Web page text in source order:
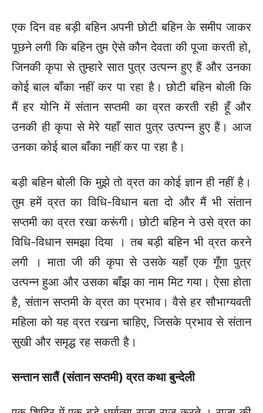
एक दिन वह बड़ी बहिन अपनी छोटी बहिन के समीप जाकर
पूछने लगी कि बहिन तुम ऐसे कौन देवता की पूजा करती हो,
जिनकी कृपा से तुम्हारे सात पुत्र उत्पन्न हुए हैं और उनका
कोई बाल बाँका नहीं कर पा रहा है। छोटी बहिन बोली कि
मैं हर योनि में संतान सप्तमी का व्रत करती रही हूँ और
उनकी ही कृपा से मेरे यहाँ सात पुत्र उत्पन्न हुए हैं। आज
उनका कोई बाल बाँका नहीं कर पा रहा है।
बड़ी बहिन बोली कि मुझे तो व्रत का कोई ज्ञान ही नहीं है।
तुम हमें व्रत का विधि-विधान बता दो और मैं भी संतान
सप्तमी का व्रत रखा करूंगी। छोटी बहिन ने उसे व्रत का
विधि-विधान समझा दिया । तब बड़ी बहिन भी व्रत करने
लगी । माता जी की कृपा से उसके यहाँ एक गूँगा पुत्र
उत्पन्न हुआ और उसका बाँझ का नाम मिट गया। ऐसा होता
है, संतान सप्तमी के व्रत का प्रभाव। वैसे हर सौभाग्यवती
महिला को यह व्रत रखना चाहिए, जिसके प्रभाव से संतान
सुखी और समृद्ध रह सकती है।
सन्तान सातैं (संतान सप्तमी) व्रत कथा बुन्देली